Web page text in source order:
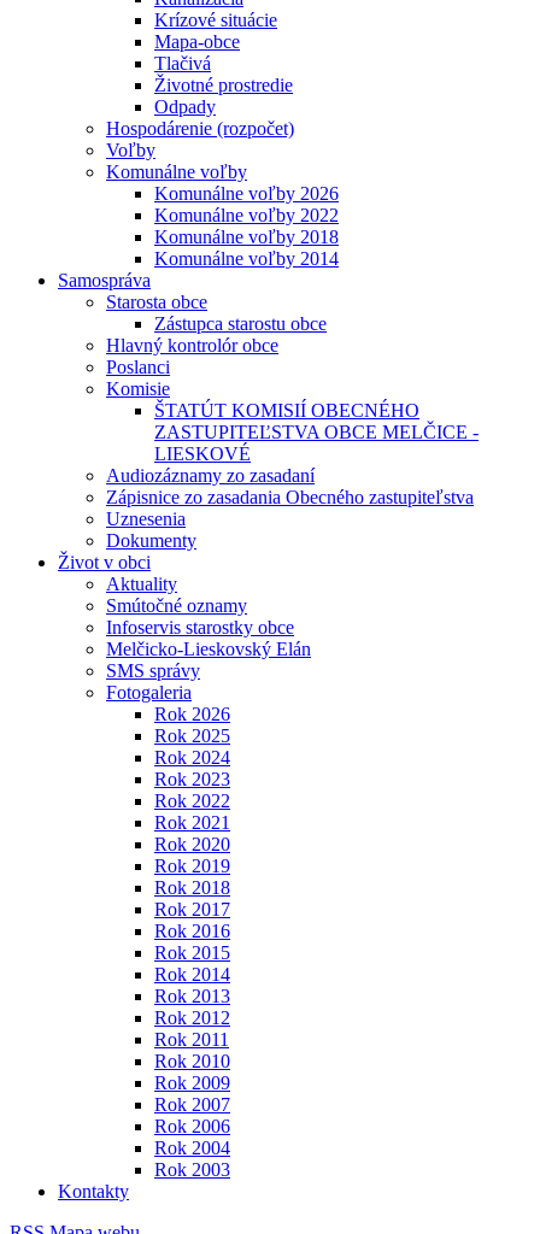
Krízové situácie
Mapa-obce
Tlačivá
Životné prostredie
Odpady
Hospodárenie (rozpočet)
Voľby
Komunálne voľby
Komunálne voľby 2026
Komunálne voľby 2022
Komunálne voľby 2018
Komunálne voľby 2014
Samospráva
Starosta obce
Zástupca starostu obce
Hlavný kontrolór obce
Poslanci
Komisie
ŠTATÚT KOMISIÍ OBECNÉHO
ZASTUPITEĽSTVA OBCE MELČICE -
LIESKOVÉ
Audiozáznamy zo zasadaní
Zápisnice zo zasadania Obecného zastupiteľstva
Uznesenia
Dokumenty
Život v obci
Aktuality
Smútočné oznamy
Infoservis starostky obce
Melčicko-Lieskovský Elán
SMS správy
Fotogaleria
Rok 2026
Rok 2025
Rok 2024
Rok 2023
Rok 2022
Rok 2021
Rok 2020
Rok 2019
Rok 2018
Rok 2017
Rok 2016
Rok 2015
Rok 2014
Rok 2013
Rok 2012
Rok 2011
Rok 2010
Rok 2009
Rok 2007
Rok 2006
Rok 2004
Rok 2003
Kontakty